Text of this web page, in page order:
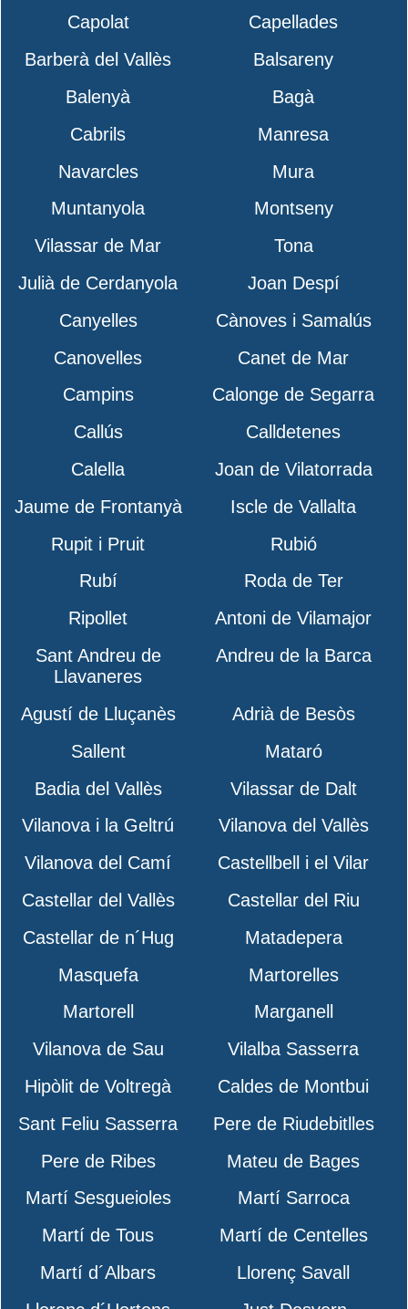
Capolat
Capellades
Barberà del Vallès
Balsareny
Balenyà
Bagà
Cabrils
Manresa
Navarcles
Mura
Muntanyola
Montseny
Vilassar de Mar
Tona
Julià de Cerdanyola
Joan Despí
Canyelles
Cànoves i Samalús
Canovelles
Canet de Mar
Campins
Calonge de Segarra
Callús
Calldetenes
Calella
Joan de Vilatorrada
Jaume de Frontanyà
Iscle de Vallalta
Rupit i Pruit
Rubió
Rubí
Roda de Ter
Ripollet
Antoni de Vilamajor
Sant Andreu de
Llavaneres
Andreu de la Barca
Agustí de Lluçanès
Adrià de Besòs
Sallent
Mataró
Badia del Vallès
Vilassar de Dalt
Vilanova i la Geltrú
Vilanova del Vallès
Vilanova del Camí
Castellbell i el Vilar
Castellar del Vallès
Castellar del Riu
Castellar de n´Hug
Matadepera
Masquefa
Martorelles
Martorell
Marganell
Vilanova de Sau
Vilalba Sasserra
Hipòlit de Voltregà
Caldes de Montbui
Sant Feliu Sasserra
Pere de Riudebitlles
Pere de Ribes
Mateu de Bages
Martí Sesgueioles
Martí Sarroca
Martí de Tous
Martí de Centelles
Martí d´Albars
Llorenç Savall